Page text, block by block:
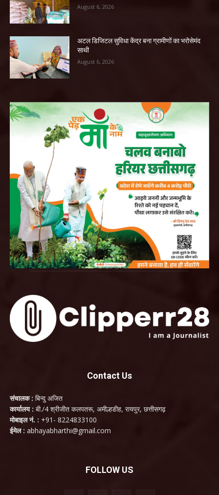
August 6, 2026
अटल डिजिटल सुविधा केंद्र बना ग्रामीणों का भरोसेमंद
साथी
August 6, 2026
Contact Us
संचालक : बिन्दु अजित
कार्यालय : बी./4 श्रीजीत कलपतरू, अमील्हडीह, रायपुर, छत्तीसगढ़
मोबाइल नं. : +91- 8224833100
ईमेल : abhayabharthi@gmail.com
FOLLOW US